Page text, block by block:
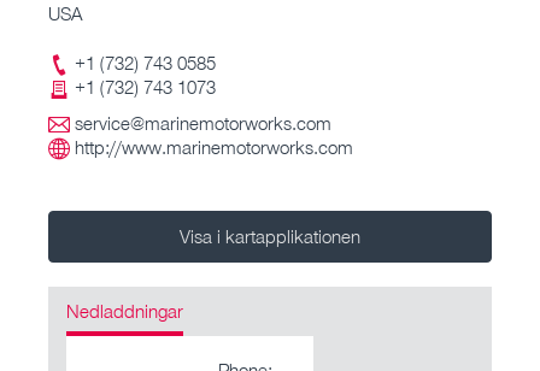
USA
+1 (732) 743 0585
+1 (732) 743 1073
service@marinemotorworks.com
http://www.marinemotorworks.com
Visa i kartapplikationen
Nedladdningar